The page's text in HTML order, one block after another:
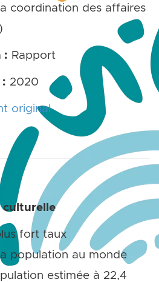
coordination des affaires
: Rapport
: 2020
original
culturelle
fort taux
population au monde
estimée à 22,4